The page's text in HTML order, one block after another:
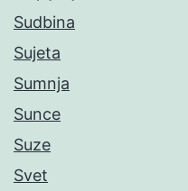
Sudbina
Sujeta
Sumnja
Sunce
Suze
Svet